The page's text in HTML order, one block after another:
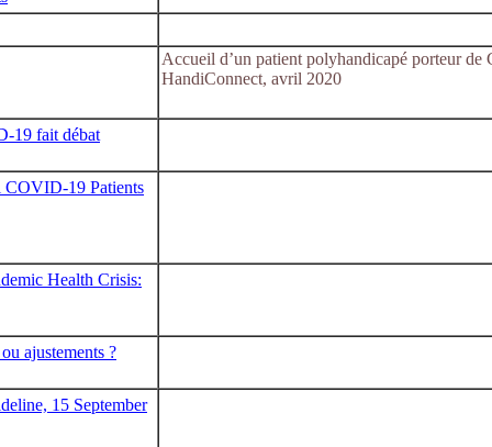
Accueil d’un patient polyhandicapé porteur
HandiConnect, avril 2020
19 fait débat
19 Patients
Health Crisis:
ajustements ?
15 September